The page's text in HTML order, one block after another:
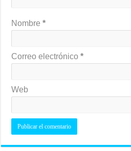
Nombre*
Correo electrónico*
Web